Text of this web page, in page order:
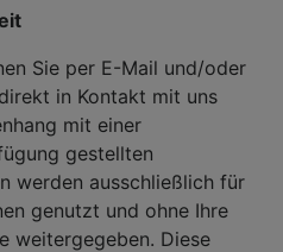
Sie per E-Mail und/oder
in Kontakt mit uns
mit einer
gestellten
werden ausschließlich für
genutzt und ohne Ihre
weitergegeben. Diese